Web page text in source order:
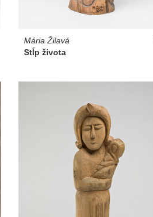
Mária Žilavá
Stĺp života